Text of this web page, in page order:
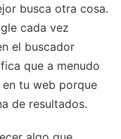
busca otra cosa.
cada vez
el buscador
que a menudo
tu web porque
de resultados.